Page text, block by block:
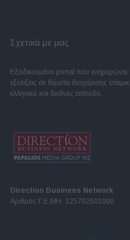
Σχετικά με μας
Εξειδικευμένο portal που ενημερώνει
εξελίξεις σε θέματα διαχείρισης
ελληνικό και διεθνές επίπεδο.
Direction Business Network
Αριθμός Γ.Ε.ΜΗ. 125702501000